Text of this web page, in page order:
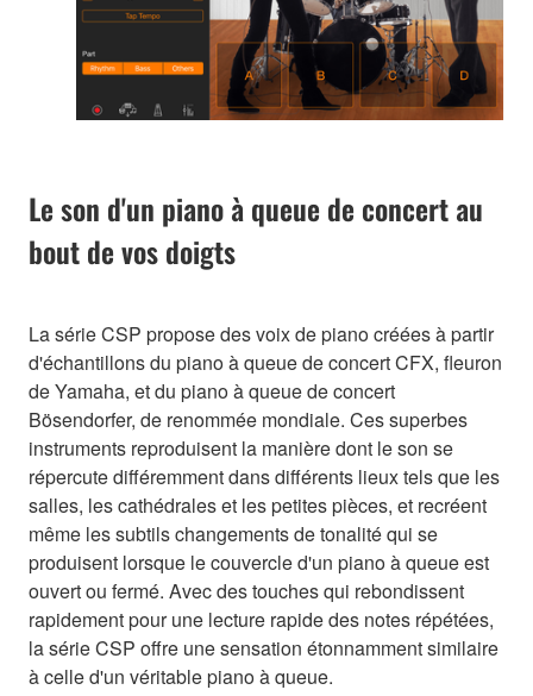
Le son d'un piano à queue de concert au
bout de vos doigts
La série CSP propose des voix de piano créées à partir
d'échantillons du piano à queue de concert CFX, fleuron
de Yamaha, et du piano à queue de concert
Bösendorfer, de renommée mondiale. Ces superbes
instruments reproduisent la manière dont le son se
répercute différemment dans différents lieux tels que les
salles, les cathédrales et les petites pièces, et recréent
même les subtils changements de tonalité qui se
produisent lorsque le couvercle d'un piano à queue est
ouvert ou fermé. Avec des touches qui rebondissent
rapidement pour une lecture rapide des notes répétées,
la série CSP offre une sensation étonnamment similaire
à celle d'un véritable piano à queue.